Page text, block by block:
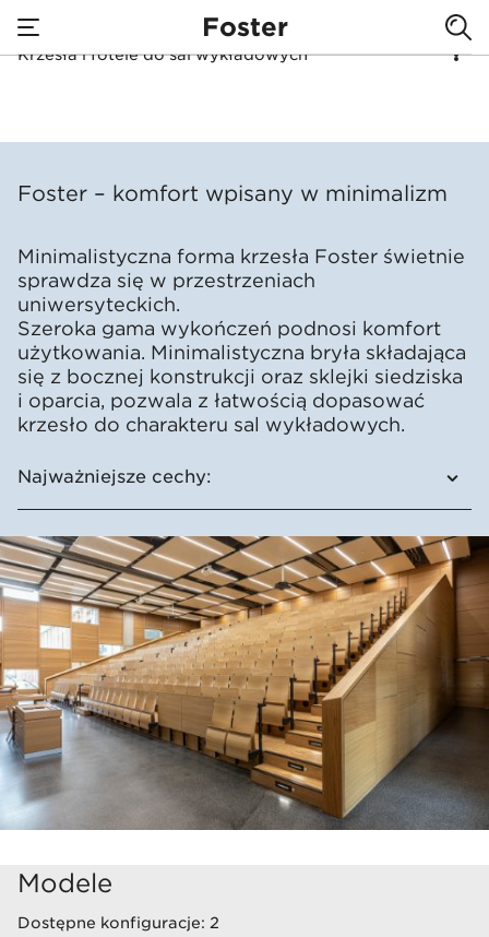
Foster
Krzesła i fotele do sal wykładowych
Krzesła i fotele do
Foster – komfort wpisany w minimalizm
Minimalistyczna forma krzesła Foster świetnie
sprawdza się w przestrzeniach
uniwersyteckich.
Szeroka gama wykończeń podnosi komfort
użytkowania. Minimalistyczna bryła składająca
się z bocznej konstrukcji oraz sklejki siedziska
i oparcia, pozwala z łatwością dopasować
krzesło do charakteru sal wykładowych.
Najważniejsze cechy:
Wersja „wood” lub z nakładkami
tapicerowanymi na siedzisku i oparciu
Pulpit stały lub składany
Piórnik wykonany z drewna bukowego
Możliwość podłączenia gniazda
Numeracja miejsc i rzędów
Modele
Dostępne konfiguracje: 2